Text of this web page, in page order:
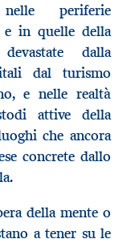
nelle periferie
e in quelle della
dalla
dal turismo
e nelle realtà
attive della
che ancora
concrete dallo
della mente o
a tener su le